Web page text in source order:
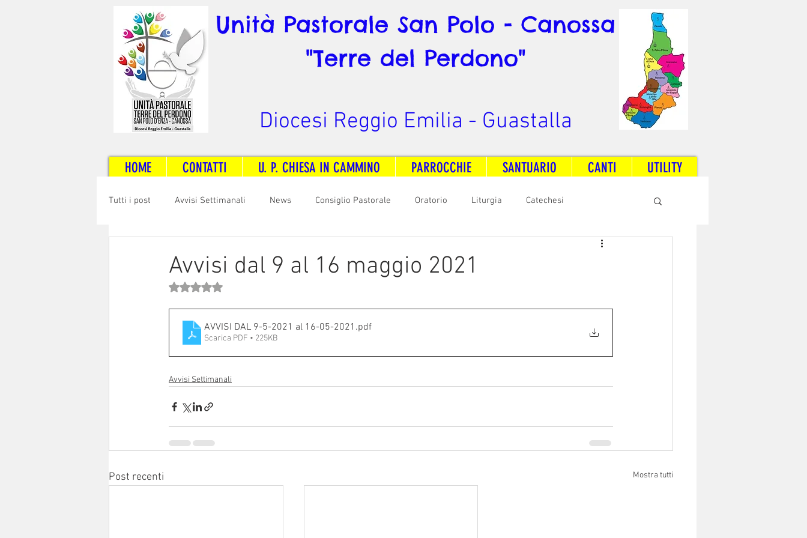
Unità Pastorale San Polo - Canossa
"Terre del Perdono"
Diocesi Reggio Emilia - Guastalla
HOME CONTATTI U. P. CHIESA IN CAMMINO PARROCCHIE SANTUARIO CANTI UTILITY
Tutti i post Avvisi Settimanali News Consiglio Pastorale Oratorio Liturgia Catechesi
Radio Dream Together
Avvisi dal 9 al 16 maggio 2021
Valutazione NaN stelle su 5.
AVVISI DAL 9-5-2021 al 16-05-2021 .pdf
Scarica PDF • 225KB
Avvisi Settimanali
Post recenti Mostra tutti